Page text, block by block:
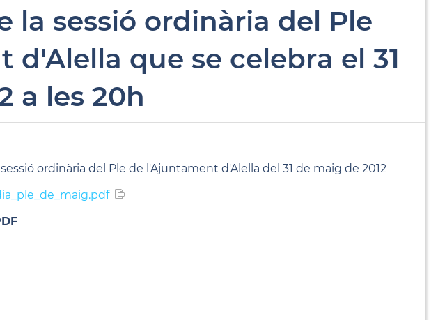
la sessió ordinària del Ple
que se celebra el 31
a les 20h
ordinària del Ple de l'Ajuntament d'Alella del 31 de maig de 2012